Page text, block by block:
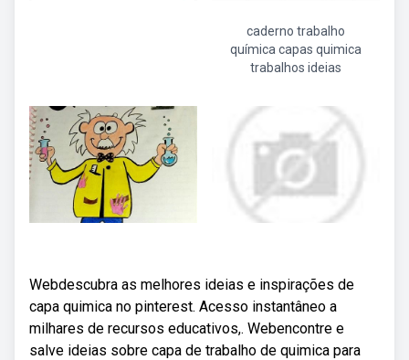
caderno trabalho
química capas quimica
trabalhos ideias
Webdescubra as melhores ideias e inspirações de
capa quimica no pinterest. Acesso instantâneo a
milhares de recursos educativos,. Webencontre e
salve ideias sobre capa de trabalho de quimica para